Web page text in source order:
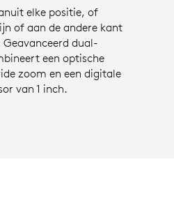
elke positie, of
of aan de andere kant
dual-
een optische
zoom en een digitale
van 1 inch.